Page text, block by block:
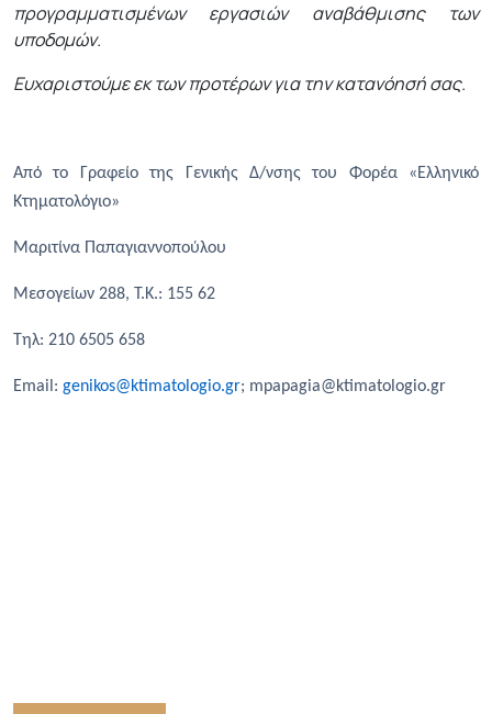
προγραμματισμένων εργασιών αναβάθμισης των
υποδομών.
Ευχαριστούμε εκ των προτέρων για την κατανόησή σας.
Από το Γραφείο της Γενικής Δ/νσης του Φορέα «Ελληνικό
Κτηματολόγιο»
Μαριτίνα Παπαγιαννοπούλου
Μεσογείων 288, Τ.Κ.: 155 62
Τηλ: 210 6505 658
Email: genikos@ktimatologio.gr; mpapagia@ktimatologio.gr